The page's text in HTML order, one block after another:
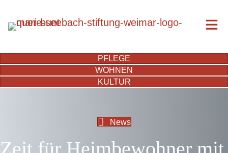
PFLEGE
WOHNEN
KULTUR
News
Zeit für Heimbewohner mit